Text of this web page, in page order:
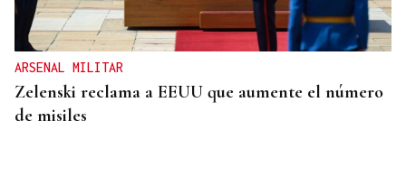
ARSENAL MILITAR
Zelenski reclama a EEUU que aumente el número
de misiles